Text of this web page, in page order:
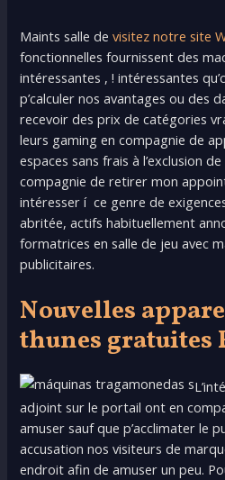
Maints salle devisitez notre site
fonctionnelles fournissent des
intéressantes , ! intéressantes
p’calculer nos avantages ou des
recevoir des prix de catégories
leurs gaming en compagnie de
espaces sans frais à l’exclusion
compagnie de retirer mon
intéresser í ce genre de
abritée, actifs habituellement
formatrices en salle de jeu avec
publicitaires.
Nouvelles
thunes gratuites
adjoint sur le portail ont en
amuser sauf que p’acclimater le
accusation nos visiteurs de
endroit afin de amuser un peu.